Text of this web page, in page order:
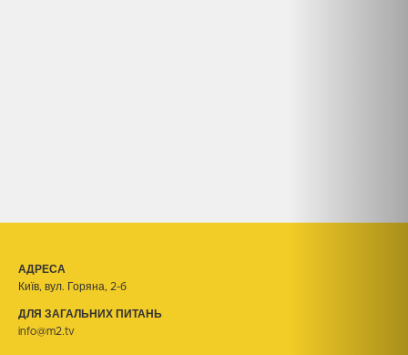
АДРЕСА
Київ, вул. Горяна, 2-б
ДЛЯ ЗАГАЛЬНИХ ПИТАНЬ
info@m2.tv